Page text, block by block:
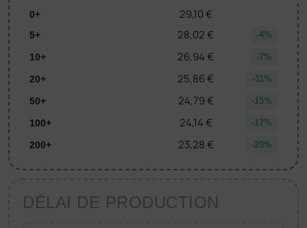
0+ 29,10 €
5+ 28,02 € -4%
10+ 26,94 € -7%
20+ 25,86 € -11%
50+ 24,79 € -15%
100+ 24,14 € -17%
200+ 23,28 € -20%
DÉLAI DE PRODUCTION